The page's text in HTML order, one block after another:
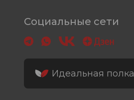
Социальные сети
Идеальная полка